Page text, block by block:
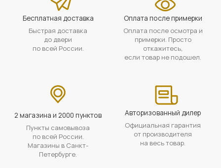
Бесплатная доставка
Быстрая доставка
до двери
по всей России.
Оплата после примерки
Оплата после осмотра и
примерки. Просто
откажитесь,
если товар не подошел.
2 магазина и 2000 пунктов
Пункты самовывоза
по всей России.
Магазины в Санкт-
Петербурге.
Авторизованный дилер
Официальная гарантия
от производителя
на весь товар.